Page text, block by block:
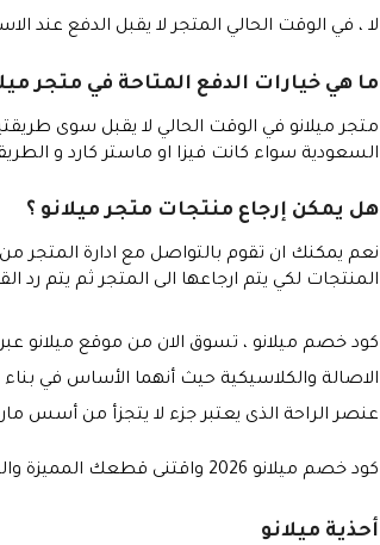
لا ، في الوقت الحالي المتجر لا يقبل الدفع عند
ما هي خيارات الدفع المتاحة في متجر
متجر ميلانو في الوقت الحالي لا يقبل سوى
السعودية سواء كانت فيزا او ماستر كارد و
هل يمكن إرجاع منتجات متجر ميلانو ؟
نعم يمكنك ان تقوم بالتواصل مع ادارة المتجر
المنتجات لكي يتم ارجاعها الى المتجر ثم يتم رد
كود خصم ميلانو ، تسوق الان من موقع ميلانو عبر
الاصالة والكلاسيكية حيث أنهما الأساس في
عنصر الراحة الذى يعتبر جزء لا يتجزأ من أسس
كود خصم ميلانو 2026 واقتنى قطعك المميزة والمريحة الآن.
أحذية ميلانو